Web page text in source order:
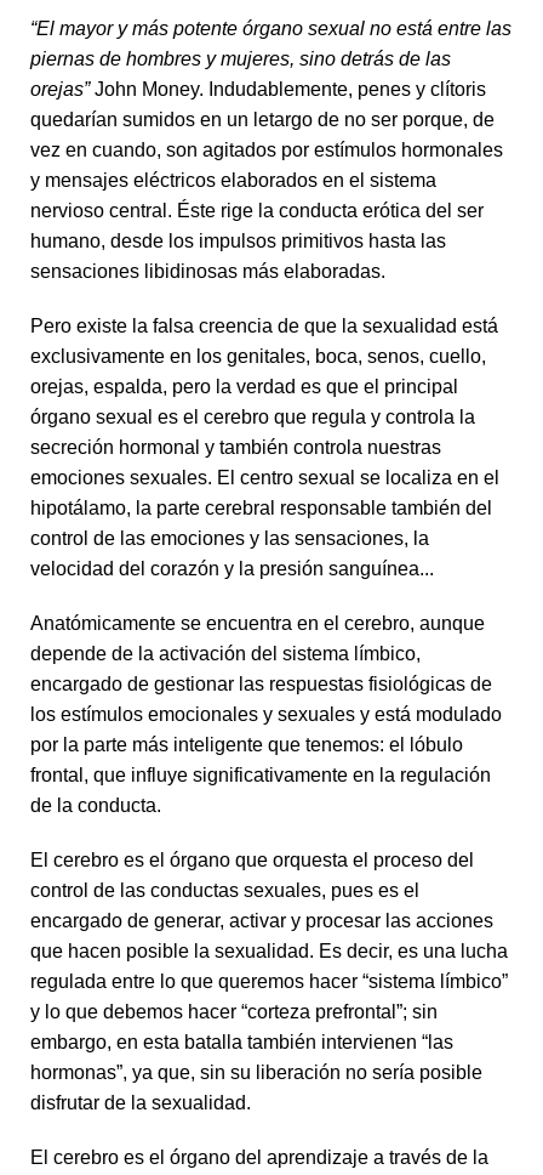
“El mayor y más potente órgano sexual no está entre las
piernas de hombres y mujeres, sino detrás de las
orejas”John Money. Indudablemente, penes y clítoris
quedarían sumidos en un letargo de no ser porque, de
vez en cuando, son agitados por estímulos hormonales
y mensajes eléctricos elaborados en el sistema
nervioso central. Éste rige la conducta erótica del ser
humano, desde los impulsos primitivos hasta las
sensaciones libidinosas más elaboradas.
Pero existe la falsa creencia de que la sexualidad está
exclusivamente en los genitales, boca, senos, cuello,
orejas, espalda, pero la verdad es que el principal
órgano sexual es el cerebro que regula y controla la
secreción hormonal y también controla nuestras
emociones sexuales. El centro sexual se localiza en el
hipotálamo, la parte cerebral responsable también del
control de las emociones y las sensaciones, la
velocidad del corazón y la presión sanguínea...
Anatómicamente se encuentra en el cerebro, aunque
depende de la activación del sistema límbico,
encargado de gestionar las respuestas fisiológicas de
los estímulos emocionales y sexuales y está modulado
por la parte más inteligente que tenemos: el lóbulo
frontal, que influye significativamente en la regulación
de la conducta.
El cerebro es el órgano que orquesta el proceso del
control de las conductas sexuales, pues es el
encargado de generar, activar y procesar las acciones
que hacen posible la sexualidad. Es decir, es una lucha
regulada entre lo que queremos hacer “sistema límbico”
y lo que debemos hacer “corteza prefrontal”; sin
embargo, en esta batalla también intervienen “las
hormonas”, ya que, sin su liberación no sería posible
disfrutar de la sexualidad.
El cerebro es el órgano del aprendizaje a través de la